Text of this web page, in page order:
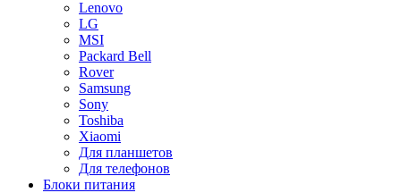
Lenovo
LG
MSI
Packard Bell
Rover
Samsung
Sony
Toshiba
Xiaomi
Для планшетов
Для телефонов
Блоки питания